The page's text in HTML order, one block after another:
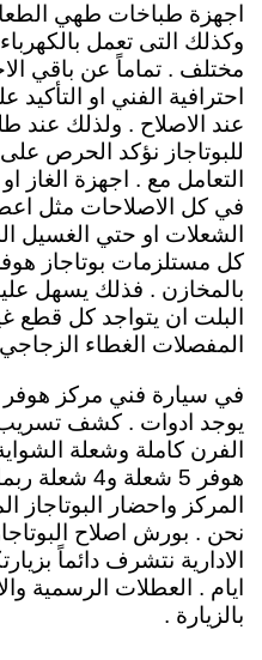
اجهزة طباخات طهي
وكذلك التى تعمل
مختلف . تماماً عن باقي
احترافية الفني او
عند الاصلاح . ولذلك
للبوتاجاز نؤكد الحرص على
التعامل مع . اجهزة الغاز
في كل الاصلاحات مثل
الشعلات او حتي الغسيل
كل مستلزمات بوتاجاز
بالمخازن . فذلك يسهل
البلت ان يتواجد كل قطع
المفصلات الغطاء
في سيارة فني مركز هوفر
يوجد ادوات . كشف تسريب
الفرن كاملة وشعلة
هوفر 5 شعلة
المركز واحضار
نحن . بورش اصلاح
الادارية نتشرف دائماً
ايام . العطلات الرسمية
بالزيارة .